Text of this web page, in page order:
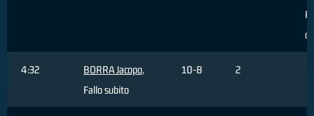
4:32 BORRA Jacopo,
Fallo subito
10-8 2